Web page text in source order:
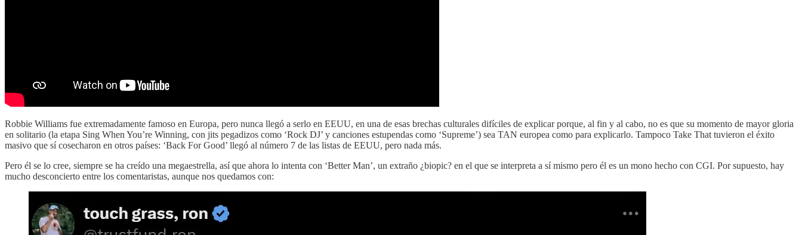
Robbie Williams fue extremadamente famoso en Europa, pero nunca llegó a serlo en EEUU, en una de esas brechas culturales difíciles de explicar porque, al fin y al cabo, no es que su momento de mayor gloria
en solitario (la etapa Sing When You’re Winning, con jits pegadizos como ‘Rock DJ’ y canciones estupendas como ‘Supreme’) sea TAN europea como para explicarlo. Tampoco Take That tuvieron el éxito
masivo que sí cosecharon en otros países: ‘Back For Good’ llegó al número 7 de las listas de EEUU, pero nada más.
Pero él se lo cree, siempre se ha creído una megaestrella, así que ahora lo intenta con ‘Better Man’, un extraño ¿biopic? en el que se interpreta a sí mismo pero él es un mono hecho con CGI. Por supuesto, hay
mucho desconcierto entre los comentaristas, aunque nos quedamos con: